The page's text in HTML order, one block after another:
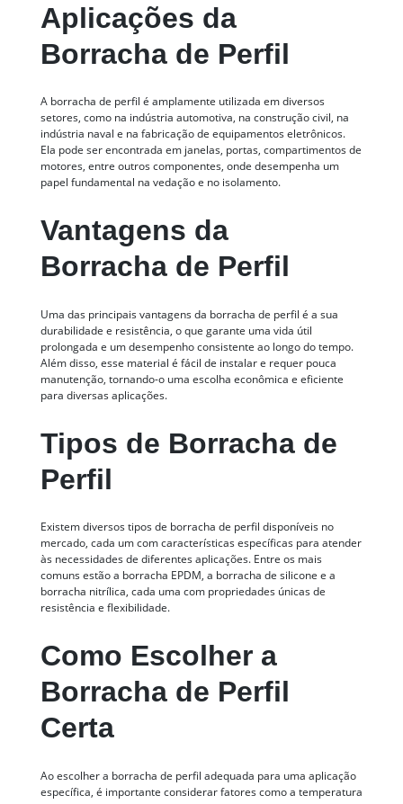
Aplicações da
Borracha de Perfil
A borracha de perfil é amplamente utilizada em diversos
setores, como na indústria automotiva, na construção civil, na
indústria naval e na fabricação de equipamentos eletrônicos.
Ela pode ser encontrada em janelas, portas, compartimentos de
motores, entre outros componentes, onde desempenha um
papel fundamental na vedação e no isolamento.
Vantagens da
Borracha de Perfil
Uma das principais vantagens da borracha de perfil é a sua
durabilidade e resistência, o que garante uma vida útil
prolongada e um desempenho consistente ao longo do tempo.
Além disso, esse material é fácil de instalar e requer pouca
manutenção, tornando-o uma escolha econômica e eficiente
para diversas aplicações.
Tipos de Borracha de
Perfil
Existem diversos tipos de borracha de perfil disponíveis no
mercado, cada um com características específicas para atender
às necessidades de diferentes aplicações. Entre os mais
comuns estão a borracha EPDM, a borracha de silicone e a
borracha nitrílica, cada uma com propriedades únicas de
resistência e flexibilidade.
Como Escolher a
Borracha de Perfil
Certa
Ao escolher a borracha de perfil adequada para uma aplicação
específica, é importante considerar fatores como a temperatura